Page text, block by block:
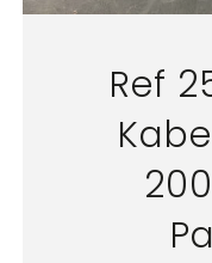
Ref